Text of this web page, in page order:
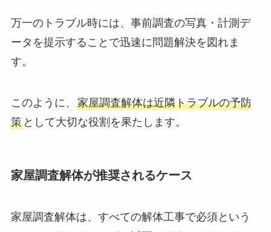
万一のトラブル時には、事前調査の写真・計測デ
ータを提示することで迅速に問題解決を図れま
す。
このように、 家屋調査解体は近隣トラブルの予防
策として大切な役割を果たします。
家屋調査解体が推奨されるケース
家屋調査解体は、すべての解体工事で必須という